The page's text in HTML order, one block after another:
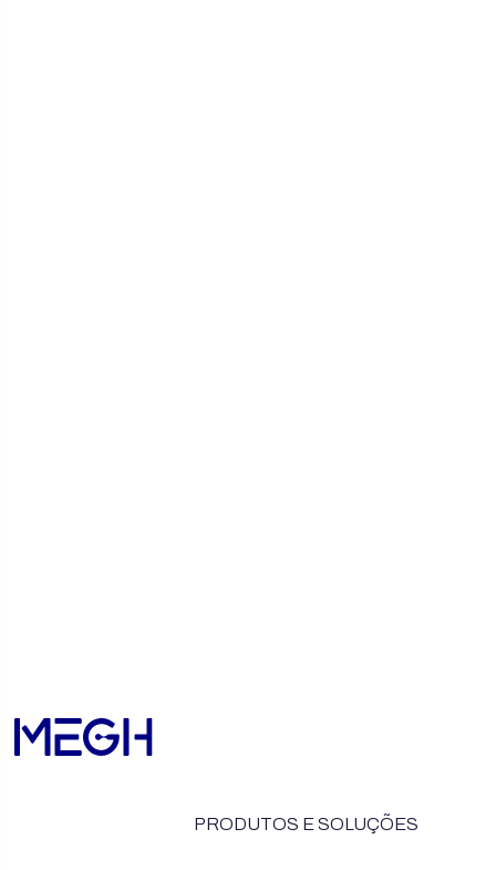
PRODUTOS E SOLUÇÕES